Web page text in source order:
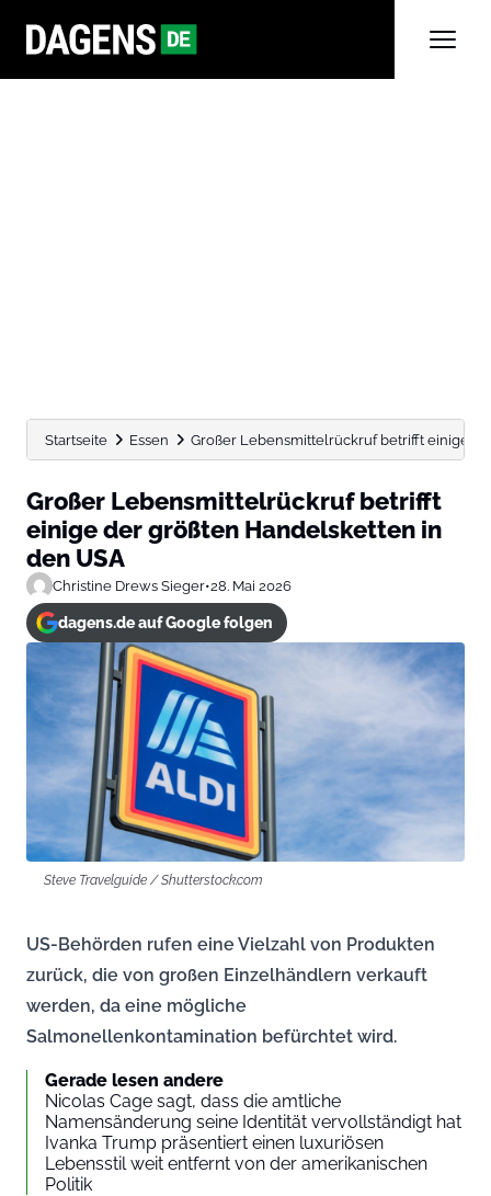
Startseite Essen Großer Lebensmittelrückruf betrifft einige
Großer Lebensmittelrückruf betrifft
einige der größten Handelsketten in
den USA
Christine Drews Sieger•28. Mai 2026
dagens.de auf Google folgen
Steve Travelguide / Shutterstock.com
US-Behörden rufen eine Vielzahl von Produkten
zurück, die von großen Einzelhändlern verkauft
werden, da eine mögliche
Salmonellenkontamination befürchtet wird.
Gerade lesen andere
Nicolas Cage sagt, dass die amtliche
Namensänderung seine Identität vervollständigt hat
Ivanka Trump präsentiert einen luxuriösen
Lebensstil weit entfernt von der amerikanischen
Politik